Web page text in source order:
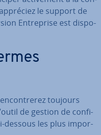
le support de
En­tre­prise est dis­po­
toujours
de gestion de con­fi­
dessous les plus im­por­